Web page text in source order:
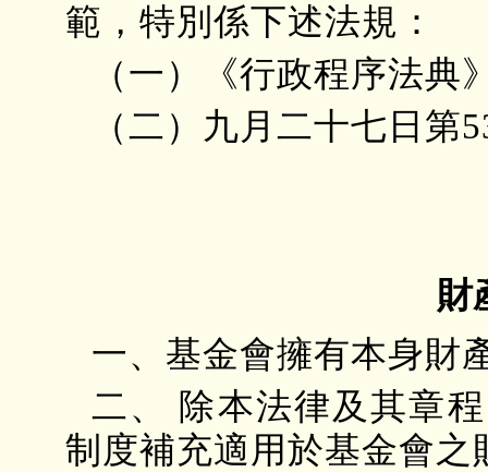
範，特別係下述法規：
（一）《行政程序法典
（二）九月二十七日第
財
一、基金會擁有本身財
二、 除本法律及其章
制度補充適用於基金會之